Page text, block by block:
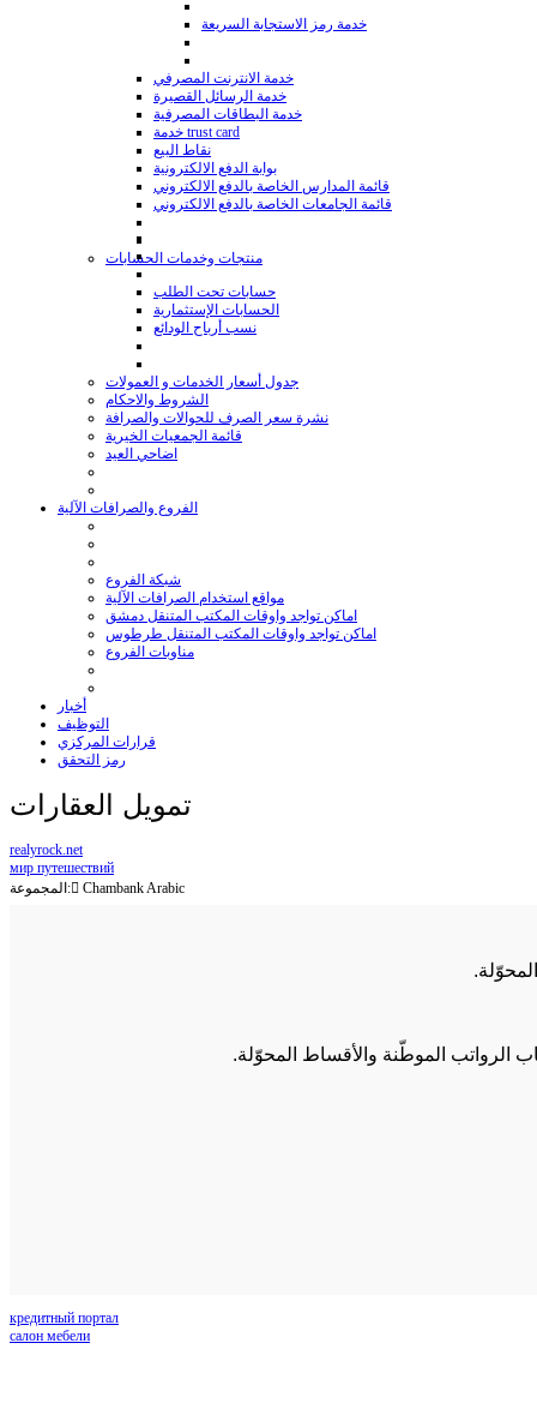
خدمة رمز الاستجابة السريعة
خدمة الانترنت المصرفي
خدمة الرسائل القصيرة
خدمة البطاقات المصرفية
خدمة trust card
نقاط البيع
بوابة الدفع الالكترونية
قائمة المدارس الخاصة بالدفع الالكتروني
قائمة الجامعات الخاصة بالدفع الالكتروني
منتجات وخدمات الحسابات
حسابات تحت الطلب
الحسابات الإستثمارية
نسب أرباح الودائع
جدول أسعار الخدمات و العمولات
الشروط والاحكام
نشرة سعر الصرف للحوالات والصرافة
قائمة الجمعيات الخيرية
اضاحي العيد
الفروع والصرافات الآلية
شبكة الفروع
مواقع استخدام الصرافات الآلية
اماكن تواجد واوقات المكتب المتنقل دمشق
اماكن تواجد واوقات المكتب المتنقل طرطوس
مناوبات الفروع
أخبار
التوظيف
قرارات المركزي
رمز التحقق
تمويل العقارات
realyrock.net
мир путешествий
المجموعة: ِChambank Arabic
الموطّنة والأقساط المحوّلة.
кредитный портал
салон мебели